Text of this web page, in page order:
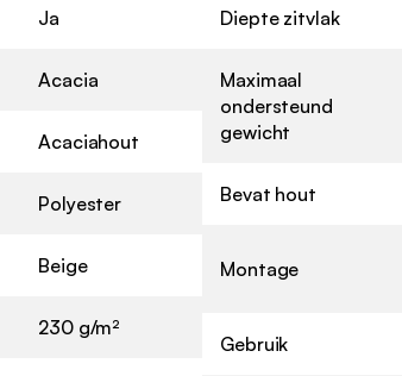
Ja
Acacia
Acaciahout
Polyester
Beige
230 g/m²
Diepte zitvlak
Maximaal
ondersteund
gewicht
Bevat hout
Montage
Gebruik